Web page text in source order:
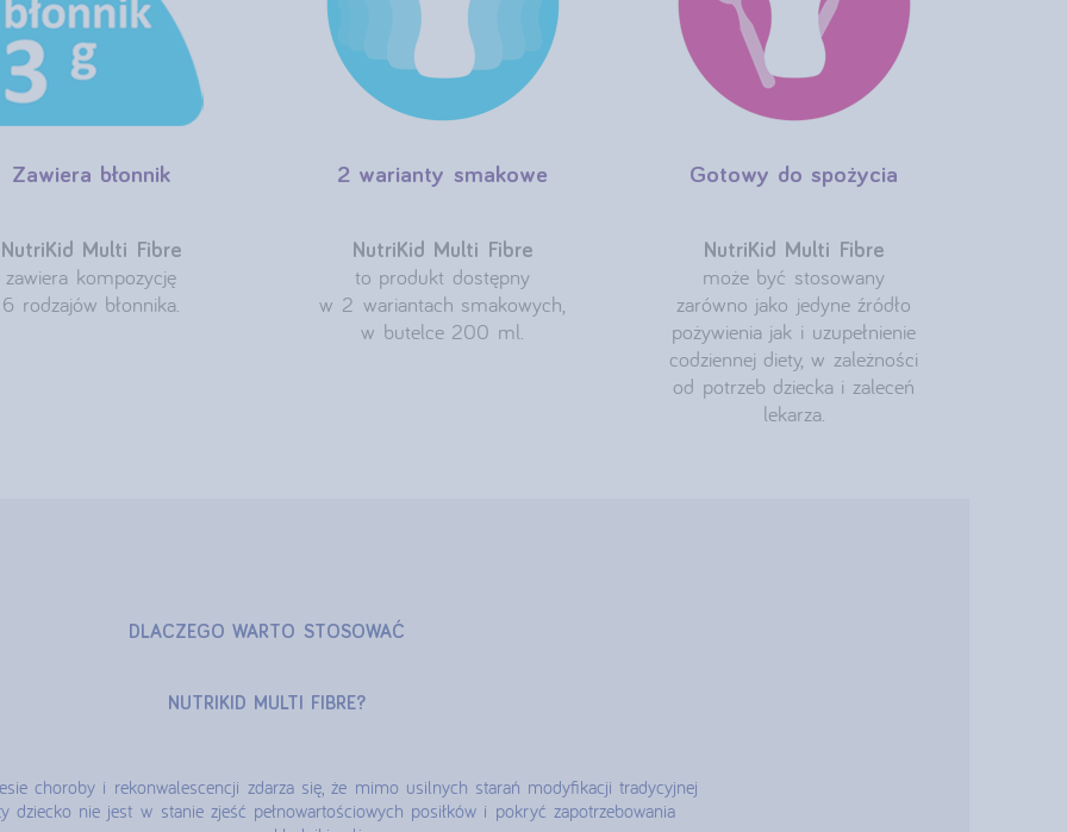
Zawiera błonnik
NutriKid Multi Fibre
zawiera kompozycję
6 rodzajów błonnika.
2 warianty smakowe
NutriKid Multi Fibre
to produkt dostępny
w 2 wariantach smakowych,
w butelce 200 ml.
Gotowy do spożycia
NutriKid Multi Fibre
może być stosowany
zarówno jako jedyne źródło
pożywienia jak i uzupełnienie
codziennej diety, w zależności
od potrzeb dziecka i zaleceń
lekarza.
DLACZEGO WARTO STOSOWAĆ
NUTRIKID MULTI FIBRE?
choroby i rekonwalescencji zdarza się, że mimo usilnych starań modyfikacji tradycyjnej
dziecko nie jest w stanie zjeść pełnowartościowych posiłków i pokryć zapotrzebowania